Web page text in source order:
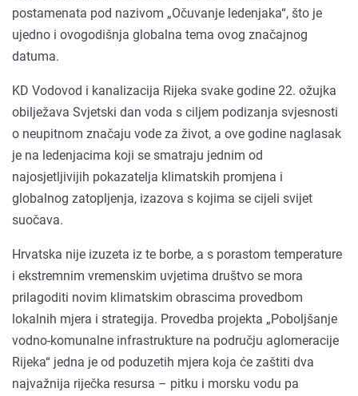
postamenata pod nazivom „Očuvanje ledenjaka“, što je
ujedno i ovogodišnja globalna tema ovog značajnog
datuma.
KD Vodovod i kanalizacija Rijeka svake godine 22. ožujka
obilježava Svjetski dan voda s ciljem podizanja svjesnosti
o neupitnom značaju vode za život, a ove godine naglasak
je na ledenjacima koji se smatraju jednim od
najosjetljivijih pokazatelja klimatskih promjena i
globalnog zatopljenja, izazova s kojima se cijeli svijet
suočava.
Hrvatska nije izuzeta iz te borbe, a s porastom temperature
i ekstremnim vremenskim uvjetima društvo se mora
prilagoditi novim klimatskim obrascima provedbom
lokalnih mjera i strategija. Provedba projekta „Poboljšanje
vodno-komunalne infrastrukture na području aglomeracije
Rijeka“ jedna je od poduzetih mjera koja će zaštiti dva
najvažnija riječka resursa – pitku i morsku vodu pa